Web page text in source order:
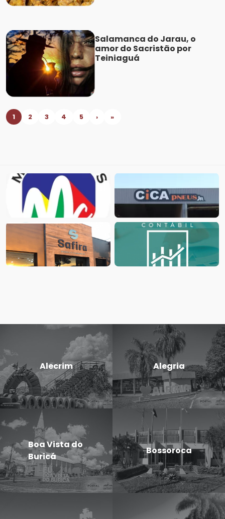
Salamanca do Jarau, o
amor do Sacristão por
Teiniaguá
1 2 3 4 5 › »
Alecrim Alegria
Boa Vista do
Buricá
Bossoroca